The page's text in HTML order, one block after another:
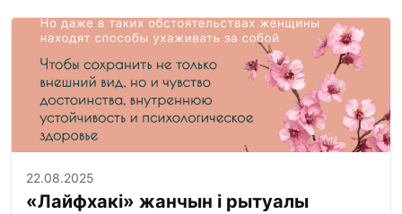
22.08.2025
«Лайфхакі» жанчын і рытуалы